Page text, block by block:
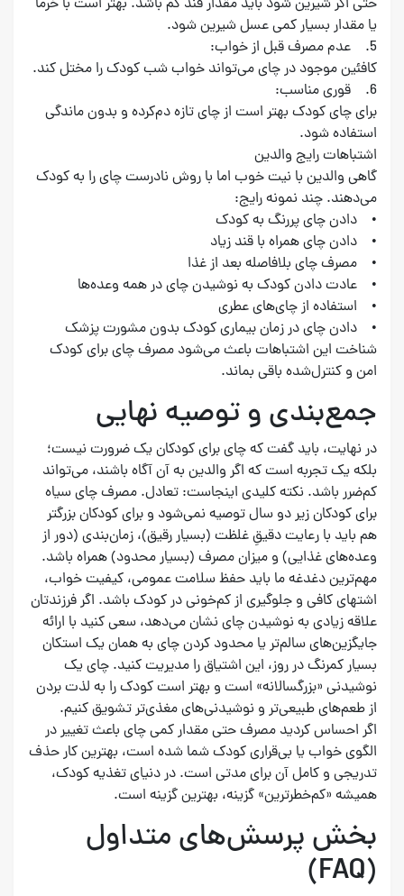
حتی اگر شیرین شود باید مقدار قند کم باشد. بهتر است با خرما
یا مقدار بسیار کمی عسل شیرین شود.
5. عدم مصرف قبل از خواب:
کافئین موجود در چای می‌تواند خواب شب کودک را مختل کند.
6. قوری مناسب:
برای چای کودک بهتر است از چای تازه دم‌کرده و بدون ماندگی
استفاده شود.
اشتباهات رایج والدین
گاهی والدین با نیت خوب اما با روش نادرست چای را به کودک
می‌دهند. چند نمونه رایج:
• دادن چای پررنگ به کودک
• دادن چای همراه با قند زیاد
• مصرف چای بلافاصله بعد از غذا
• عادت دادن کودک به نوشیدن چای در همه وعده‌ها
• استفاده از چای‌های عطری
• دادن چای در زمان بیماری کودک بدون مشورت پزشک
شناخت این اشتباهات باعث می‌شود مصرف چای برای کودک
امن و کنترل‌شده باقی بماند.
جمع‌بندی و توصیه نهایی
در نهایت، باید گفت که چای برای کودکان یک ضرورت نیست؛
بلکه یک تجربه است که اگر والدین به آن آگاه باشند، می‌تواند
کم‌ضرر باشد. نکته کلیدی اینجاست: تعادل. مصرف چای سیاه
برای کودکان زیر دو سال توصیه نمی‌شود و برای کودکان بزرگتر
هم باید با رعایت دقیقِ غلظت (بسیار رقیق)، زمان‌بندی (دور از
وعده‌های غذایی) و میزان مصرف (بسیار محدود) همراه باشد.
مهم‌ترین دغدغه ما باید حفظ سلامت عمومی، کیفیت خواب،
اشتهای کافی و جلوگیری از کم‌خونی در کودک باشد. اگر فرزندتان
علاقه زیادی به نوشیدن چای نشان می‌دهد، سعی کنید با ارائه
جایگزین‌های سالم‌تر یا محدود کردن چای به همان یک استکان
بسیار کمرنگ در روز، این اشتیاق را مدیریت کنید. چای یک
نوشیدنی «بزرگسالانه» است و بهتر است کودک را به لذت بردن
از طعم‌های طبیعی‌تر و نوشیدنی‌های مغذی‌تر تشویق کنیم.
اگر احساس کردید مصرف حتی مقدار کمی چای باعث تغییر در
الگوی خواب یا بی‌قراری کودک شما شده است، بهترین کار حذف
تدریجی و کامل آن برای مدتی است. در دنیای تغذیه کودک،
همیشه «کم‌خطرترین» گزینه، بهترین گزینه است.
بخش پرسش‌های متداول
(FAQ)